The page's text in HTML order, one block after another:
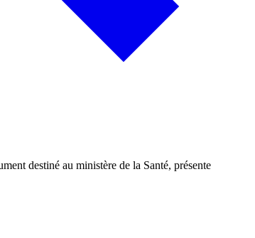
destiné au ministère de la Santé, présente